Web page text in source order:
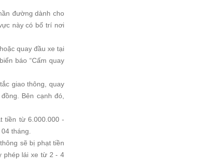
đường dành cho
này có bố trí nơi
quay đầu xe tại
báo “Cấm quay
giao thông, quay
Bên cạnh đó,
tiền từ 6.000.000 -
tháng.
sẽ bị phạt tiền
phép lái xe từ 2 - 4